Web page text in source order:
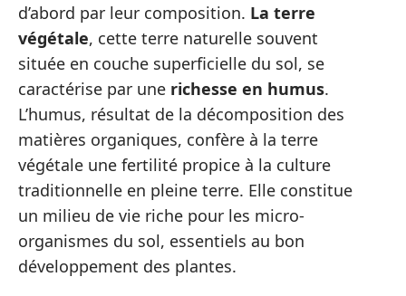
d’abord par leur composition. La terre
végétale, cette terre naturelle souvent
située en couche superficielle du sol, se
caractérise par une richesse en humus.
L’humus, résultat de la décomposition des
matières organiques, confère à la terre
végétale une fertilité propice à la culture
traditionnelle en pleine terre. Elle constitue
un milieu de vie riche pour les micro-
organismes du sol, essentiels au bon
développement des plantes.